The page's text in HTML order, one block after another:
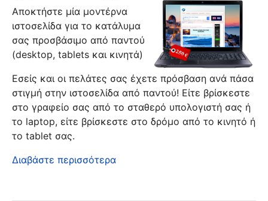
Αποκτήστε μία μοντέρνα
ιστοσελίδα για το κατάλυμα
σας προσβάσιμο από παντού
(desktop, tablets και κινητά)
Εσείς και οι πελάτες σας έχετε πρόσβαση ανά πάσα
στιγμή στην ιστοσελίδα από παντού! Είτε βρίσκεστε
στο γραφείο σας από το σταθερό υπολογιστή σας ή
το laptop, είτε βρίσκεστε στο δρόμο από το κινητό ή
το tablet σας.
Διαβάστε περισσότερα